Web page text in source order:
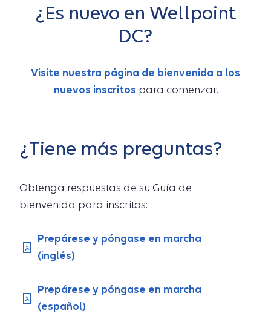
¿Es nuevo en Wellpoint
DC?
Visite nuestra página de bienvenida a los
nuevos inscritos para comenzar.
¿Tiene más preguntas?
Obtenga respuestas de su Guía de
bienvenida para inscritos:
Prepárese y póngase en marcha
(inglés)
Prepárese y póngase en marcha
(español)